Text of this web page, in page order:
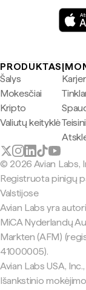
PRODUKTAS
Šalys
Mokesčiai
Kripto
Valiutų keityklė
© 2026 Avian Labs,
Registruota pinigų
Valstijose
Avian Labs yra
MiCA Nyderlandų
Markten (AFM)
41000005).
Avian Labs USA,
Išankstinio